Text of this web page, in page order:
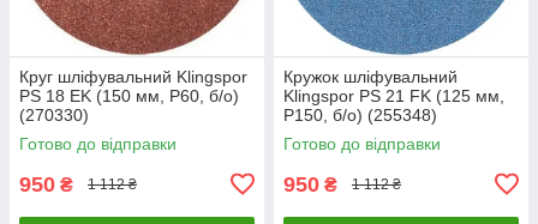
Круг шліфувальний Klingspor
PS 18 EK (150 мм, P60, б/о)
(270330)
Готово до відправки
950 ₴ 1 112 ₴
Кружок шліфувальний
Klingspor PS 21 FK (125 мм,
P150, б/о) (255348)
Готово до відправки
950 ₴ 1 112 ₴